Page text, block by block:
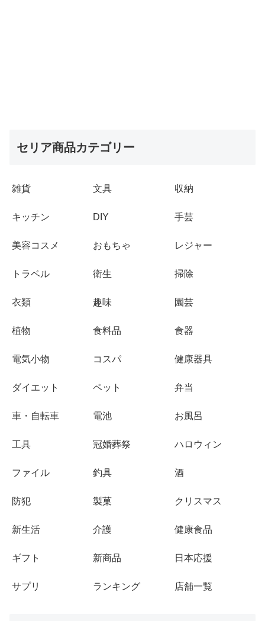
セリア商品カテゴリー
雑貨 文具 収納
キッチン DIY 手芸
美容コスメ おもちゃ レジャー
トラベル 衛生 掃除
衣類 趣味 園芸
植物 食料品 食器
電気小物 コスパ 健康器具
ダイエット ペット 弁当
車・自転車 電池 お風呂
工具 冠婚葬祭 ハロウィン
ファイル 釣具 酒
防犯 製菓 クリスマス
新生活 介護 健康食品
ギフト 新商品 日本応援
サプリ ランキング 店舗一覧